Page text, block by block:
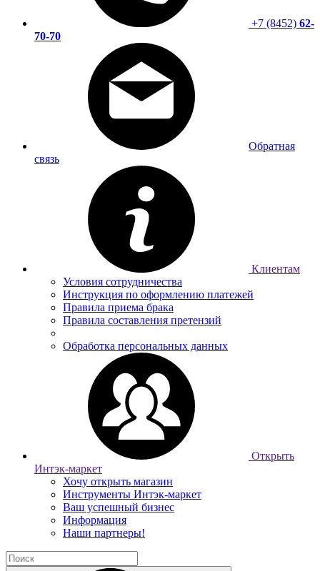
+7 (8452) 62-
70-70
Обратная
связь
Клиентам
Условия сотрудничества
Инструкция по оформлению платежей
Правила приема брака
Правила составления претензий
Обработка персональных данных
Открыть
Интэк-маркет
Хочу открыть магазин
Инструменты Интэк-маркет
Ваш успешный бизнес
Информация
Наши партнеры!